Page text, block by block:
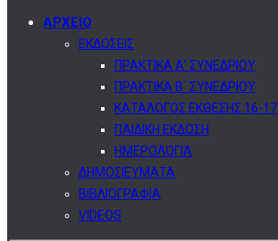
ΑΡΧΕΙΟ
ΕΚΔΟΣΕΙΣ
ΠΡΑΚΤΙΚΑ Α’ ΣΥΝΕΔΡΙΟΥ
ΠΡΑΚΤΙΚΑ Β΄ ΣΥΝΕΔΡΙΟΥ
ΚΑΤΑΛΟΓΟΣ ΕΚΘΕΣΗΣ 16-17
ΠΑΙΔΙΚΗ ΕΚΔΟΣΗ
ΗΜΕΡΟΛΟΓΙΑ
ΔΗΜΟΣΙΕΥΜΑΤΑ
ΒΙΒΛΙΟΓΡΑΦΙΑ
VIDEOS